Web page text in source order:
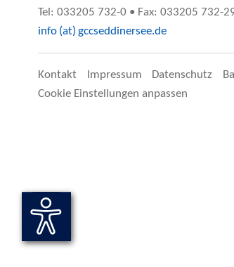
Tel: 033205 732-0 • Fax: 033205 732-
info (at) gccseddinersee.de
Kontakt Impressum Datenschutz
Cookie Einstellungen anpassen